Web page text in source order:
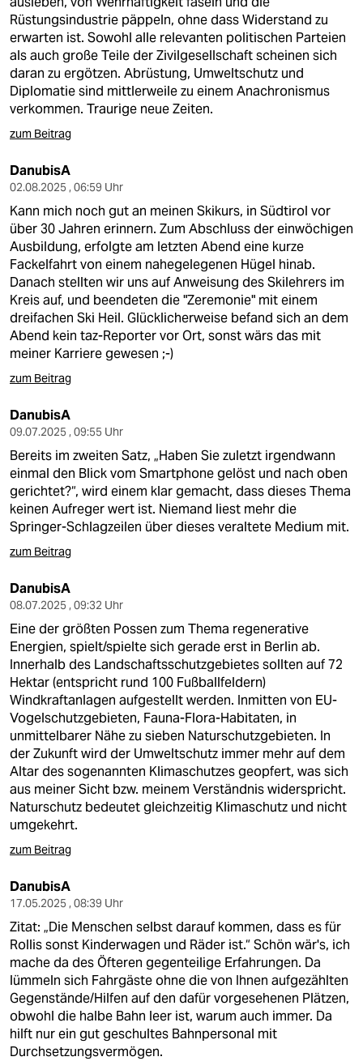
Rüstungsindustrie päppeln, ohne dass Widerstand zu
erwarten ist. Sowohl alle relevanten politischen Parteien
als auch große Teile der Zivilgesellschaft scheinen sich
daran zu ergötzen. Abrüstung, Umweltschutz und
Diplomatie sind mittlerweile zu einem Anachronismus
verkommen. Traurige neue Zeiten.
zum Beitrag
DanubisA
02.08.2025 , 06:59 Uhr
Kann mich noch gut an meinen Skikurs, in Südtirol vor
über 30 Jahren erinnern. Zum Abschluss der einwöchigen
Ausbildung, erfolgte am letzten Abend eine kurze
Fackelfahrt von einem nahegelegenen Hügel hinab.
Danach stellten wir uns auf Anweisung des Skilehrers im
Kreis auf, und beendeten die "Zeremonie" mit einem
dreifachen Ski Heil. Glücklicherweise befand sich an dem
Abend kein taz-Reporter vor Ort, sonst wärs das mit
meiner Karriere gewesen ;⁠-⁠)
zum Beitrag
DanubisA
09.07.2025 , 09:55 Uhr
Bereits im zweiten Satz, „Haben Sie zuletzt irgendwann
einmal den Blick vom Smartphone gelöst und nach oben
gerichtet?“, wird einem klar gemacht, dass dieses Thema
keinen Aufreger wert ist. Niemand liest mehr die
Springer-Schlagzeilen über dieses veraltete Medium mit.
zum Beitrag
DanubisA
08.07.2025 , 09:32 Uhr
Eine der größten Possen zum Thema regenerative
Energien, spielt/spielte sich gerade erst in Berlin ab.
Innerhalb des Landschaftsschutzgebietes sollten auf 72
Hektar (entspricht rund 100 Fußballfeldern)
Windkraftanlagen aufgestellt werden. Inmitten von EU-
Vogelschutzgebieten, Fauna-Flora-Habitaten, in
unmittelbarer Nähe zu sieben Naturschutzgebieten. In
der Zukunft wird der Umweltschutz immer mehr auf dem
Altar des sogenannten Klimaschutzes geopfert, was sich
aus meiner Sicht bzw. meinem Verständnis widerspricht.
Naturschutz bedeutet gleichzeitig Klimaschutz und nicht
umgekehrt.
zum Beitrag
DanubisA
17.05.2025 , 08:39 Uhr
Zitat: „Die Menschen selbst darauf kommen, dass es für
Rollis sonst Kinderwagen und Räder ist.“ Schön wär's, ich
mache da des Öfteren gegenteilige Erfahrungen. Da
lümmeln sich Fahrgäste ohne die von Ihnen aufgezählten
Gegenstände/Hilfen auf den dafür vorgesehenen Plätzen,
obwohl die halbe Bahn leer ist, warum auch immer. Da
hilft nur ein gut geschultes Bahnpersonal mit
Durchsetzungsvermögen.